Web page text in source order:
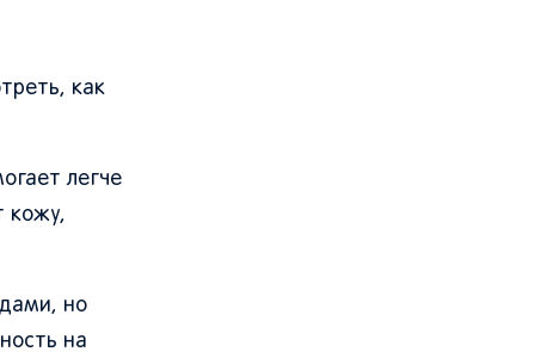
как
легче
кожу,
но
на